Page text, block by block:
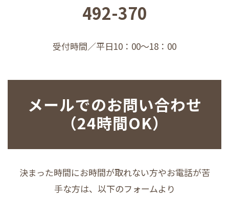
492-370
受付時間／平日10：00〜18：00
メールでのお問い合わせ
（24時間OK）
決まった時間にお時間が取れない方やお電話が苦
手な方は、以下のフォームより